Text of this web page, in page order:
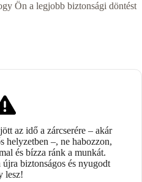
Ön a legjobb biztonsági döntést
az idő a zárcserére – akár
helyzetben –, ne habozzon,
és bízza ránk a munkát.
biztonságos és nyugodt
lesz!